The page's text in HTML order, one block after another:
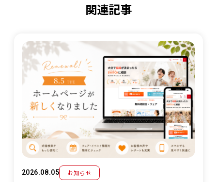
関連記事
2026.08.05 お知らせ